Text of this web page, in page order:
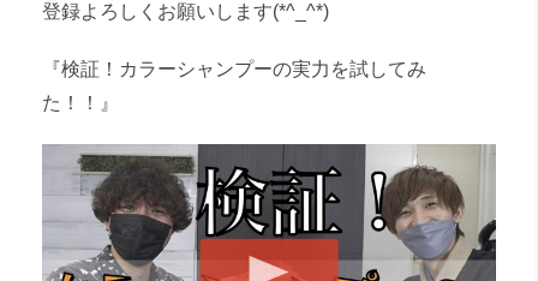
登録よろしくお願いします(*^_^*)
『検証！カラーシャンプーの実力を試してみ
た！！』